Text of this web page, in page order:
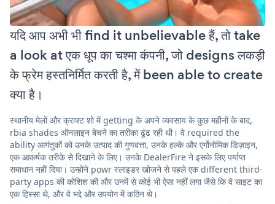
यदि आप अभी भी find it unbelievable हैं, तो take
a look at एक धूप का चश्मा कंपनी, जो designs लकड़ी
के फ्रेम हस्तनिर्मित करती है, में been able to create
क्या है।
स्थानीय मेलों और क्राफ्ट शो में getting के अपने व्यवसाय के कुछ महीनों के बाद,
rbia shades ऑनलाइन बेचने का तरीका ढूंढ रही थी। वे required the
ability आगंतुकों को उनके उत्पाद की गुणवत्ता, उनके हल्के और एर्गोनोमिक डिज़ाइन,
एक आकर्षक तरीके से दिखाने के लिए। उनके DealerFire ने इसके लिए पर्याप्त
समाधान नहीं दिया। उन्होंने powr स्लाइडर खोजने से पहले एक different third-
party apps की कोशिश की और उनमें से कोई भी ऐसा नहीं लगा जैसे कि वे साइट का
एक हिस्सा थे, और वे भद्दे और उपयोग में कठिन थे।